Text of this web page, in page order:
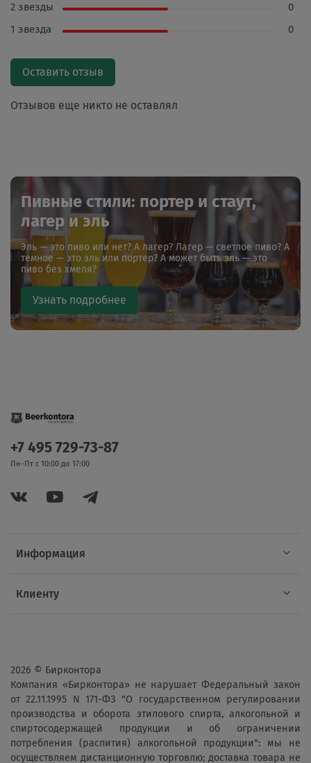
Отзывов еще никто не оставлял
2 звезды
0
1 звезда
0
Оставить отзыв
Пивные стили: портер и стаут,
лагер и эль
Эль — это пиво или нет? А лагер? Лагер — светлое пиво? А
темное — это эль или портер? А может быть эль — это
пиво без хмеля?
Узнать подробнее
Информация
Клиенту
+7 495 729-73-87
Пн-Пт с 10:00 до 17:00
2026 © Бирконтора
Компания «Бирконтора» не нарушает Федеральный закон
от 22.11.1995 N 171-ФЗ "О государственном регулировании
производства и оборота этилового спирта, алкогольной и
спиртосодержащей продукции и об ограничении
потребления (распития) алкогольной продукции": мы не
осуществляем дистанционную торговлю; доставка товара не